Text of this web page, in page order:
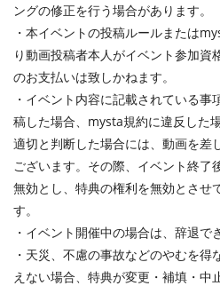
ングの修正を行う場合があります。
・本イベントの投稿ルールまたは
り動画投稿者本人がイベント参加資
のお支払いは致しかねます。
・イベント内容に記載されている
稿した場合、mysta規約に違反した
適切と判断した場合には、動画を差
ございます。その際、イベント終了
無効とし、特典の権利を無効とさせ
す。
・イベント開催中の場合は、辞退で
・天災、不慮の事故などのやむを
えない場合、特典が変更・補填・中